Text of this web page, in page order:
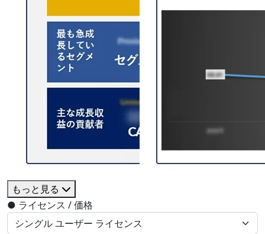
もっと見る
● ライセンス / 価格